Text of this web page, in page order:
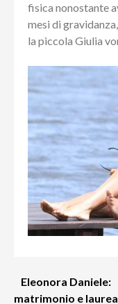
fisica nonostante
mesi di
la piccola Giulia
Eleonora Daniele:
matrimonio e